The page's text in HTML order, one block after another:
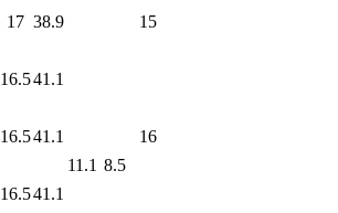
17 38.9 15
16.541.1
11.1 8.5
16
16.541.1
16.541.1